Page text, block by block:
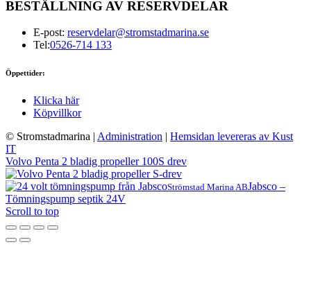
BESTÄLLNING AV RESERVDELAR
E-post: reservdelar@stromstadmarina.se
Tel:0526-714 133
Öppettider:
Klicka här
Köpvillkor
© Stromstadmarina | Administration | Hemsidan levereras av Kust
IT
Volvo Penta 2 bladig propeller 100S drev
Strömstad Marina ABJabsco –
Tömningspump septik 24V
Scroll to top